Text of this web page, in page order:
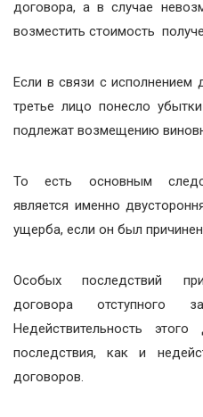
договора, а в случае
возместить стоимость
Если в связи с исполнением
третье лицо понесло
подлежат возмещению
То есть основным
является именно
ущерба, если он был
Особых последствий
договора отступного
Недействительность
последствия, как и
договоров.